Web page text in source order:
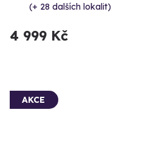
(+ 28 dalších lokalit)
4 999 Kč
AKCE